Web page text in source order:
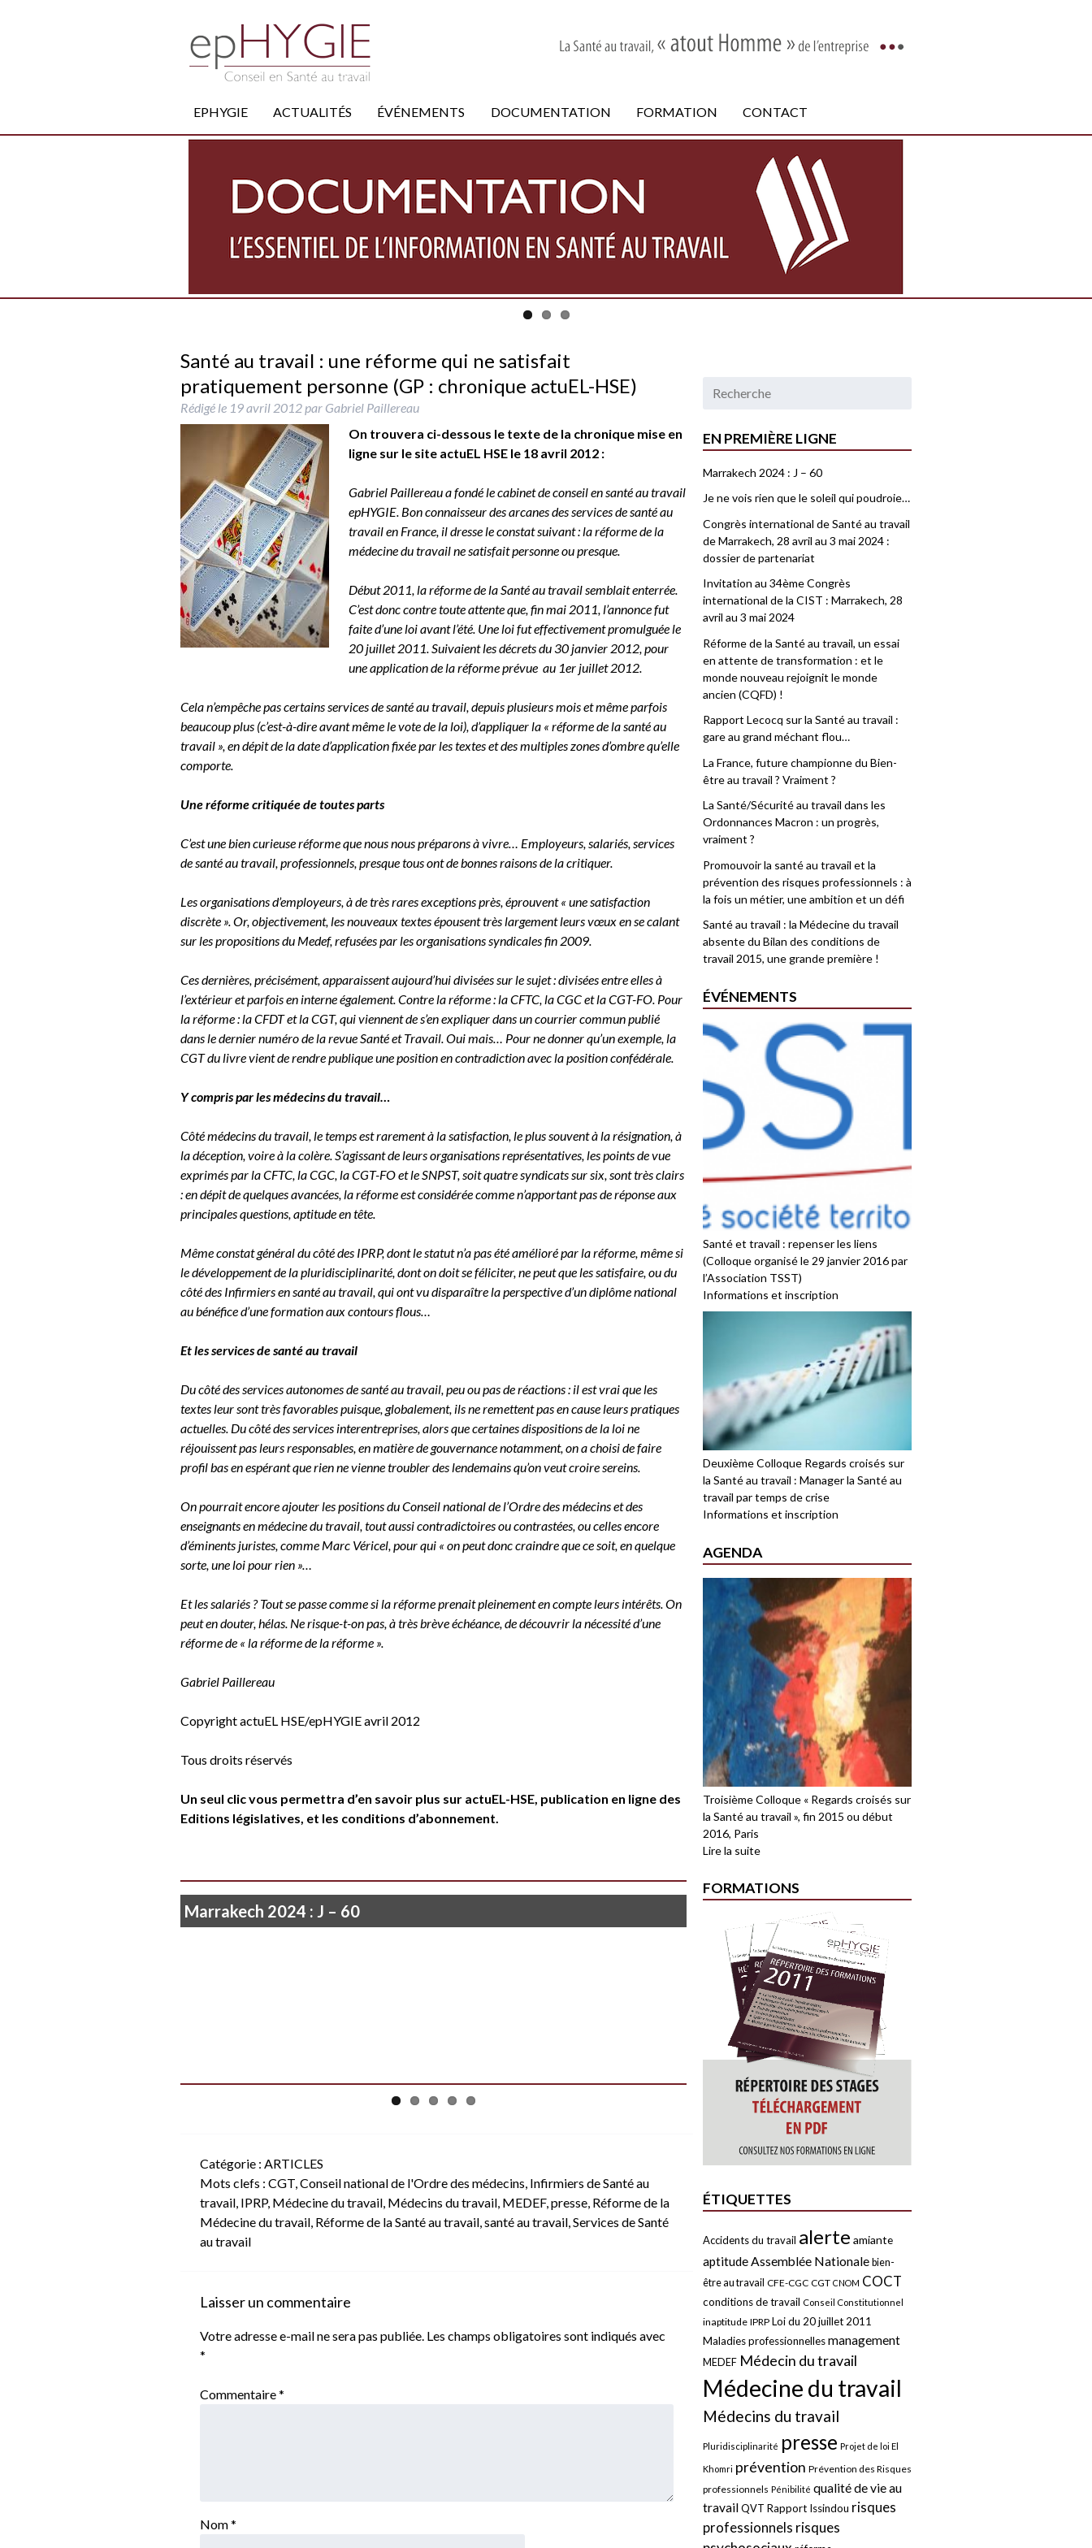
EPHYGIE ACTUALITÉS ÉVÉNEMENTS DOCUMENTATION FORMATION CONTACT
Santé au travail : une réforme qui ne satisfait
pratiquement personne (GP : chronique actuEL-HSE)
Rédigé le 19 avril 2012 par Gabriel Paillereau
On trouvera ci-dessous le texte de la chronique mise en
ligne sur le site actuEL HSE le 18 avril 2012 :
Gabriel Paillereau a fondé le cabinet de conseil en santé au travail
epHYGIE. Bon connaisseur des arcanes des services de santé au
travail en France, il dresse le constat suivant : la réforme de la
médecine du travail ne satisfait personne ou presque.
Début 2011, la réforme de la Santé au travail semblait enterrée.
C’est donc contre toute attente que, fin mai 2011, l’annonce fut
faite d’une loi avant l’été. Une loi fut effectivement promulguée le
20 juillet 2011. Suivaient les décrets du 30 janvier 2012, pour
une application de la réforme prévue au 1er juillet 2012.
Cela n’empêche pas certains services de santé au travail, depuis plusieurs mois et même parfois
beaucoup plus (c’est-à-dire avant même le vote de la loi), d’appliquer la « réforme de la santé au
travail », en dépit de la date d’application fixée par les textes et des multiples zones d’ombre qu’elle
comporte.
Une réforme critiquée de toutes parts
C’est une bien curieuse réforme que nous nous préparons à vivre… Employeurs, salariés, services
de santé au travail, professionnels, presque tous ont de bonnes raisons de la critiquer.
Les organisations d’employeurs, à de très rares exceptions près, éprouvent « une satisfaction
discrète ». Or, objectivement, les nouveaux textes épousent très largement leurs vœux en se calant
sur les propositions du Medef, refusées par les organisations syndicales fin 2009.
Ces dernières, précisément, apparaissent aujourd’hui divisées sur le sujet : divisées entre elles à
l’extérieur et parfois en interne également. Contre la réforme : la CFTC, la CGC et la CGT-FO. Pour
la réforme : la CFDT et la CGT, qui viennent de s’en expliquer dans un courrier commun publié
dans le dernier numéro de la revue Santé et Travail. Oui mais… Pour ne donner qu’un exemple, la
CGT du livre vient de rendre publique une position en contradiction avec la position confédérale.
Y compris par les médecins du travail…
Côté médecins du travail, le temps est rarement à la satisfaction, le plus souvent à la résignation, à
la déception, voire à la colère. S’agissant de leurs organisations représentatives, les points de vue
exprimés par la CFTC, la CGC, la CGT-FO et le SNPST, soit quatre syndicats sur six, sont très clairs
: en dépit de quelques avancées, la réforme est considérée comme n’apportant pas de réponse aux
principales questions, aptitude en tête.
Même constat général du côté des IPRP, dont le statut n’a pas été amélioré par la réforme, même si
le développement de la pluridisciplinarité, dont on doit se féliciter, ne peut que les satisfaire, ou du
côté des Infirmiers en santé au travail, qui ont vu disparaître la perspective d’un diplôme national
au bénéfice d’une formation aux contours flous…
Et les services de santé au travail
Du côté des services autonomes de santé au travail, peu ou pas de réactions : il est vrai que les
textes leur sont très favorables puisque, globalement, ils ne remettent pas en cause leurs pratiques
actuelles. Du côté des services interentreprises, alors que certaines dispositions de la loi ne
réjouissent pas leurs responsables, en matière de gouvernance notamment, on a choisi de faire
profil bas en espérant que rien ne vienne troubler des lendemains qu’on veut croire sereins.
On pourrait encore ajouter les positions du Conseil national de l’Ordre des médecins et des
enseignants en médecine du travail, tout aussi contradictoires ou contrastées, ou celles encore
d’éminents juristes, comme Marc Véricel, pour qui « on peut donc craindre que ce soit, en quelque
sorte, une loi pour rien »…
Et les salariés ? Tout se passe comme si la réforme prenait pleinement en compte leurs intérêts. On
peut en douter, hélas. Ne risque-t-on pas, à très brève échéance, de découvrir la nécessité d’une
réforme de « la réforme de la réforme ».
Gabriel Paillereau
Copyright actuEL HSE/epHYGIE avril 2012
Tous droits réservés
Un seul clic vous permettra d’en savoir plus sur actuEL-HSE, publication en ligne des
Editions législatives, et les conditions d’abonnement.
Marrakech 2024 : J – 60
Catégorie : ARTICLES
Mots clefs : CGT,Conseil national de l'Ordre des médecins, Infirmiers de Santé au
travail, IPRP, Médecine du travail, Médecins du travail, MEDEF,presse, Réforme de la
Médecine du travail, Réforme de la Santé au travail,santé au travail,Services de Santé
au travail
Laisser un commentaire
Votre adresse e-mail ne sera pas publiée. Les champs obligatoires sont indiqués avec
*
Commentaire*
Nom*
EN PREMIÈRE LIGNE
Marrakech 2024 : J – 60
Je ne vois rien que le soleil qui poudroie…
Congrès international de Santé au travail
de Marrakech, 28 avril au 3 mai 2024 :
dossier de partenariat
Invitation au 34ème Congrès
international de la CIST : Marrakech, 28
avril au 3 mai 2024
Réforme de la Santé au travail, un essai
en attente de transformation : et le
monde nouveau rejoignit le monde
ancien (CQFD) !
Rapport Lecocq sur la Santé au travail :
gare au grand méchant flou…
La France, future championne du Bien-
être au travail ? Vraiment ?
La Santé/Sécurité au travail dans les
Ordonnances Macron : un progrès,
vraiment ?
Promouvoir la santé au travail et la
prévention des risques professionnels : à
la fois un métier, une ambition et un défi
Santé au travail : la Médecine du travail
absente du Bilan des conditions de
travail 2015, une grande première !
ÉVÉNEMENTS
Santé et travail : repenser les liens
(Colloque organisé le 29 janvier 2016 par
l’Association TSST)
Informations et inscription
Deuxième Colloque Regards croisés sur
la Santé au travail : Manager la Santé au
travail par temps de crise
Informations et inscription
AGENDA
Troisième Colloque « Regards croisés sur
la Santé au travail », fin 2015 ou début
2016, Paris
Lire la suite
FORMATIONS
ÉTIQUETTES
Accidents du travail alerte amiante
aptitudeAssemblée Nationale bien-
être au travail CFE-CGC CGT CNOM COCT
conditions de travail Conseil Constitutionnel
inaptitude IPRP Loi du 20 juillet 2011
Maladies professionnellesmanagement
MEDEF Médecin du travail
Médecine du travail
Médecins du travail
Pluridisciplinarité presse Projet de loi El
Khomri prévention Prévention des Risques
professionnels Pénibilité qualité de vie au
travailQVT Rapport Issindou risques
professionnels risques